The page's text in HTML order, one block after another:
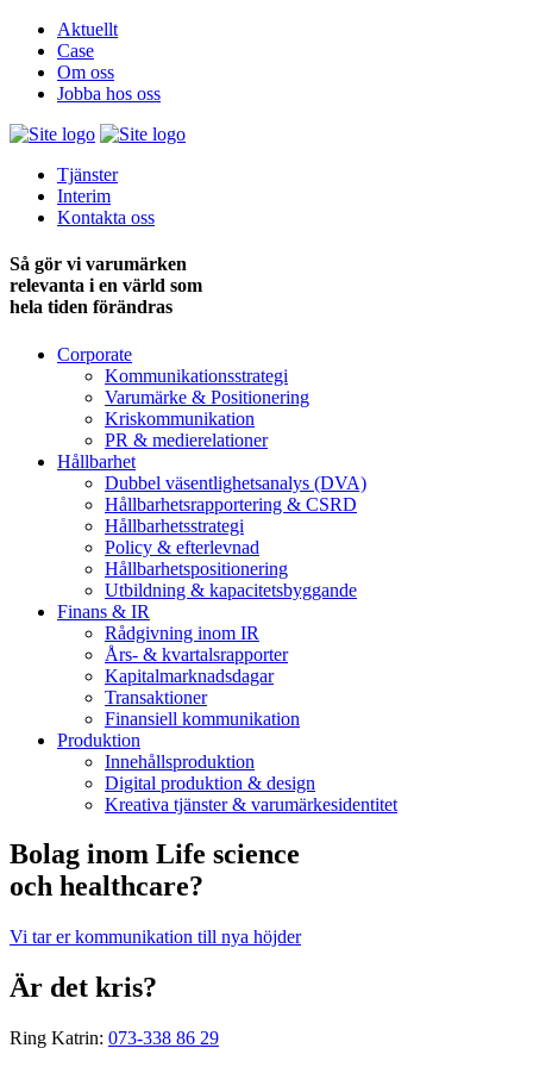
Aktuellt
Case
Om oss
Jobba hos oss
Tjänster
Interim
Kontakta oss
Så gör vi varumärken
relevanta i en värld som
hela tiden förändras
Corporate
Kommunikationsstrategi
Varumärke & Positionering
Kriskommunikation
PR & medie­relationer
Hållbarhet
Dubbel väsentlighets­analys (DVA)
Hållbarhets­rapportering & CSRD
Hållbarhets­strategi
Policy & efterlevnad
Hållbarhets­positionering
Utbildning & kapacitetsbyggande
Finans & IR
Rådgivning inom IR
Års- & kvartalsrapporter
Kapitalmarknadsdagar
Transaktioner
Finansiell kommunikation
Produktion
Innehållsproduktion
Digital produktion & design
Kreativa tjänster & varumärkesidentitet
Bolag inom Life science
och healthcare?
Vi tar er kommunikation till nya höjder
Är det kris?
Ring Katrin: 073-338 86 29